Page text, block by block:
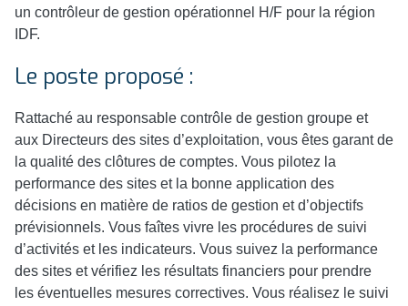
un contrôleur de gestion opérationnel H/F pour la région
IDF.
Le poste proposé :
Rattaché au responsable contrôle de gestion groupe et
aux Directeurs des sites d’exploitation, vous êtes garant de
la qualité des clôtures de comptes. Vous pilotez la
performance des sites et la bonne application des
décisions en matière de ratios de gestion et d’objectifs
prévisionnels. Vous faîtes vivre les procédures de suivi
d’activités et les indicateurs. Vous suivez la performance
des sites et vérifiez les résultats financiers pour prendre
les éventuelles mesures correctives. Vous réalisez le suivi